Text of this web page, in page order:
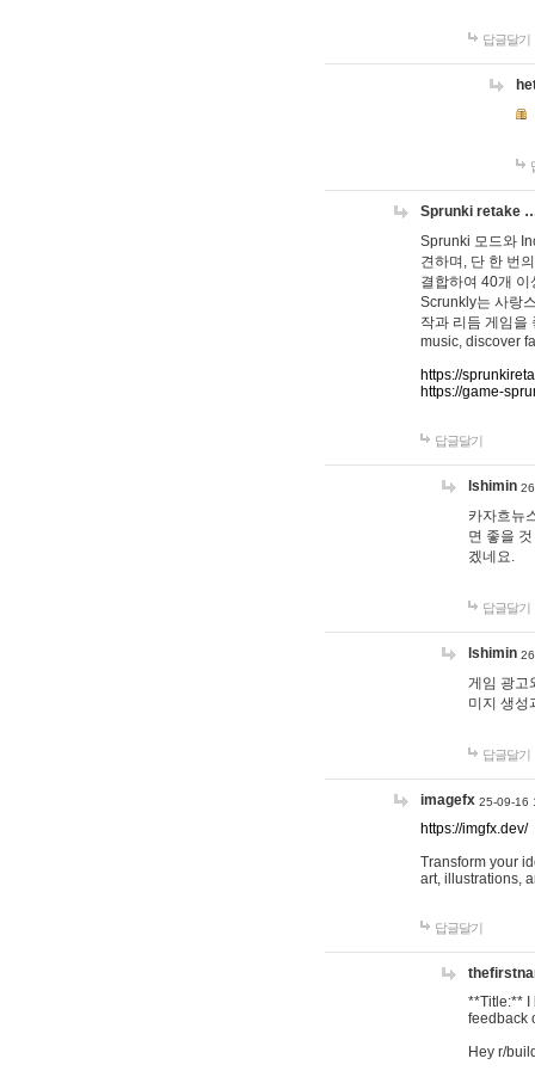
답글달기
Sprunki retake
Sprunki 모드와
견하며, 단 한 번
결합하여 40개
Scrunkly는 사랑
작과 리듬 게임을
music, discover
https://
https://game-
답글달기
lshimin
카자흐뉴
면 좋을
겠네요.
답글달기
lshimin
게임 광고
미지 생성
답글달기
imagefx 25-09-16
https://imgfx.dev/
Transform your
art, illustrations,
답글달기
**Title:** I
feedback
Hey r/